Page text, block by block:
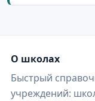
О школах
Быстрый
учреждений: